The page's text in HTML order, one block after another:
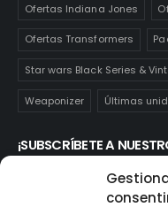
Ofertas Indiana Jones
Ofertas Transformers
Star wars Black Series &
Weaponizer Últimas
¡SUBSCRÍBETE A
Te mantendrás
realmente te interesan.